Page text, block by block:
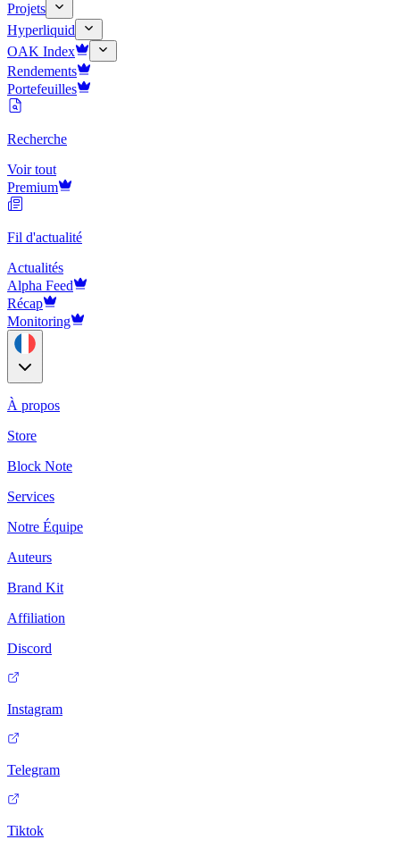
Projets
Hyperliquid
OAK Index
Rendements
Portefeuilles
Recherche
Voir tout
Premium
Fil d'actualité
Actualités
Alpha Feed
Récap
Monitoring
À propos
Store
Block Note
Services
Notre Équipe
Auteurs
Brand Kit
Affiliation
Discord
Instagram
Telegram
Tiktok